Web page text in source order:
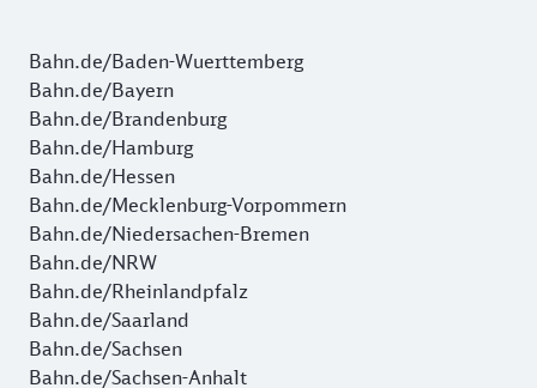
Bahn.de/Baden-Wuerttemberg
Bahn.de/Bayern
Bahn.de/Brandenburg
Bahn.de/Hamburg
Bahn.de/Hessen
Bahn.de/Mecklenburg-Vorpommern
Bahn.de/Niedersachen-Bremen
Bahn.de/NRW
Bahn.de/Rheinlandpfalz
Bahn.de/Saarland
Bahn.de/Sachsen
Bahn.de/Sachsen-Anhalt